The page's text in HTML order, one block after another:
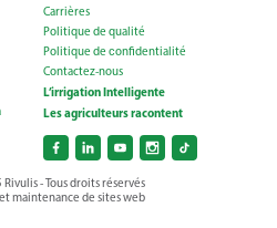
Carrières
Politique de qualité
Politique de сonfidentialité
Contactez-nous
L’irrigation Intelligente
Les agriculteurs racontent
- Tous droits réservés
maintenance de sites web